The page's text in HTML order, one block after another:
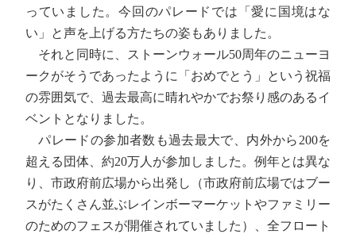
っていました。今回のパレードでは「愛に国境はな
い」と声を上げる方たちの姿もありました。
それと同時に、ストーンウォール50周年のニューヨ
ークがそうであったように「おめでとう」という祝福
の雰囲気で、過去最高に晴れやかでお祭り感のあるイ
ベントとなりました。
パレードの参加者数も過去最大で、内外から200を
超える団体、約20万人が参加しました。例年とは異な
り、市政府前広場から出発し（市政府前広場ではブー
スがたくさん並ぶレインボーマーケットやファミリー
のためのフェスが開催されていました）、全フロート